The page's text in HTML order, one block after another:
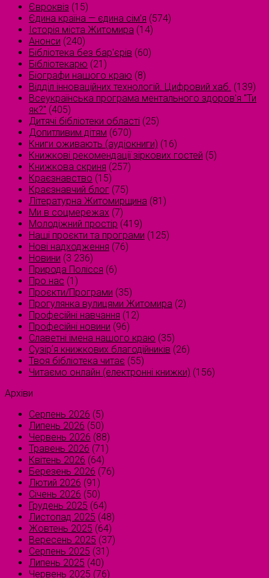
Євроквіз (15)
Єдина країна — єдина сім’я (574)
Історія міста Житомира (14)
Анонси (240)
Бібліотека без бар'єрів (60)
Бібліотекарю (21)
Біографи нашого краю (8)
Відділ інноваційних технологій. Цифровий хаб. (139)
Всеукраїнська програма ментального здоров'я "Ти
як?" (405)
Дитячі бібліотеки області (25)
Допитливим дітям (670)
Книги оживають (аудіокниги) (16)
Книжкові рекомендації зіркових гостей (5)
Книжкова скриня (257)
Краєзнавство (15)
Краєзнавчий блог (75)
Літературна Житомирщина (81)
Ми в соцмережах (7)
Молодіжний простір (419)
Наші проєкти та програми (125)
Нові надходження (76)
Новини (3 236)
Природа Полісся (6)
Про нас (1)
Проєкти/Програми (35)
Прогулянка вулицями Житомира (2)
Професійні навчання (12)
Професійні новини (96)
Славетні імена нашого краю (35)
Сузірʼя книжкових благодійників (26)
Твоя бібліотека читає (55)
Читаємо онлайн (електронні книжки) (156)
Архіви
Серпень 2026 (5)
Липень 2026 (50)
Червень 2026 (88)
Травень 2026 (71)
Квітень 2026 (64)
Березень 2026 (76)
Лютий 2026 (91)
Січень 2026 (50)
Грудень 2025 (64)
Листопад 2025 (48)
Жовтень 2025 (64)
Вересень 2025 (37)
Серпень 2025 (31)
Липень 2025 (40)
Червень 2025 (76)